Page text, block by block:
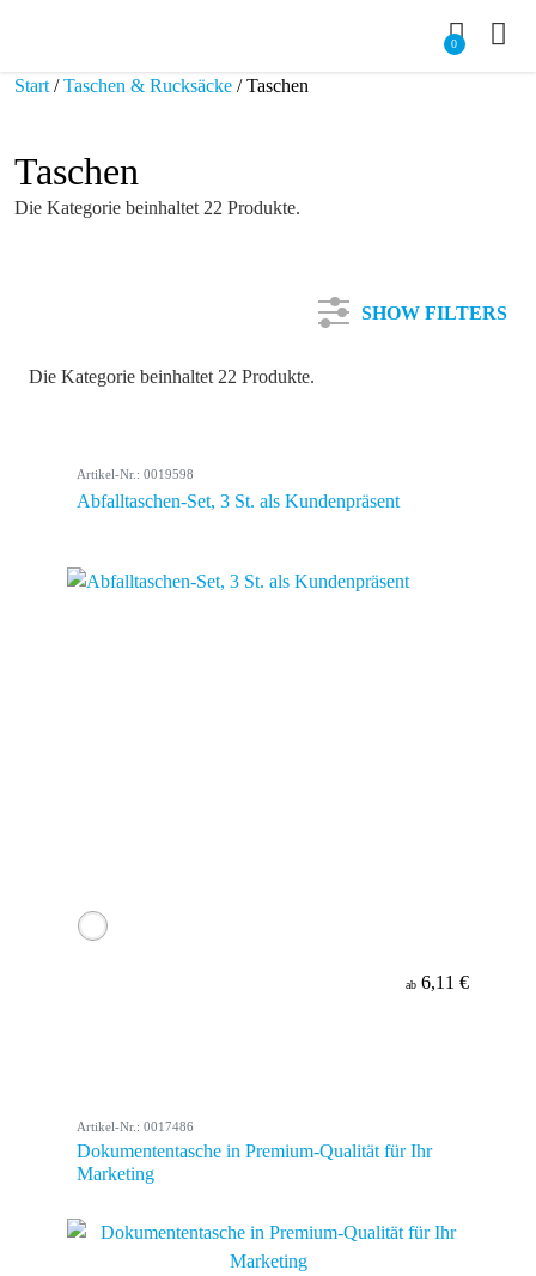
0
Start /Taschen & Rucksäcke / Taschen
Taschen
Die Kategorie beinhaltet 22 Produkte.
SHOW FILTERS
Farbe
Die Kategorie beinhaltet 22 Produkte.
Artikel-Nr.: 0019598
Abfalltaschen-Set, 3 St. als Kundenpräsent
ab 6,11 €
Artikel-Nr.: 0017486
Dokumententasche in Premium-Qualität für Ihr
Marketing